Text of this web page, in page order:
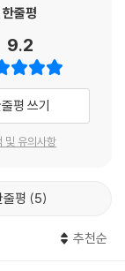
를 통해 인생과 영혼,
된 선택을 하고 타
취하기 위해 죄를 짓
에 처절하게 배신
음과 아름다움을 가
할 수 없다. 대한민
든 존재에게 날카로
된 『도리언 그레이
한줄평
9.2
평 쓰기
및 유의사항
줄평 5
추천순